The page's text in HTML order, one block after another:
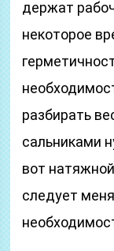
держат
некоторое
разбирать
сальниками
вот
следует